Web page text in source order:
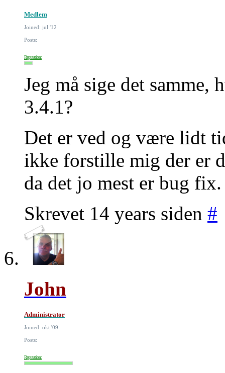
Medlem
Joined: jul '12
Posts:
Reputation:
Jeg må sige det samme,
3.4.1?
Det er ved og være lidt
ikke forstille mig der er
da det jo mest er bug fix.
Skrevet 14 years siden #
John
Administrator
Joined: okt '09
Posts:
Reputation: